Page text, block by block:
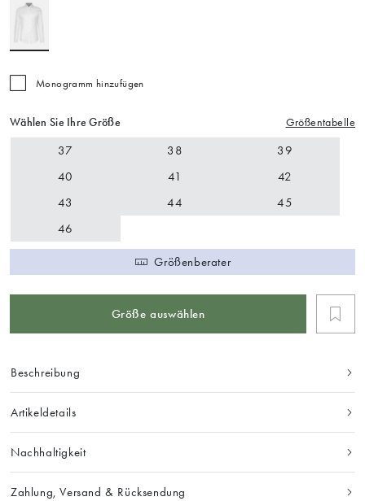
Monogramm hinzufügen
Wählen Sie Ihre Größe Größentabelle
37 38
39
40
41
42
43
44
45
46
Größenberater
Größe auswählen
Beschreibung
Artikeldetails
Nachhaltigkeit
Zahlung, Versand & Rücksendung